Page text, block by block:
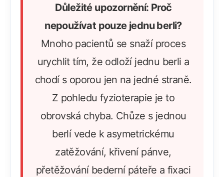
Důležité upozornění: Proč
nepoužívat pouze jednu berli?
Mnoho pacientů se snaží proces
urychlit tím, že odloží jednu berli a
chodí s oporou jen na jedné straně.
Z pohledu fyzioterapie je to
obrovská chyba. Chůze s jednou
berlí vede k asymetrickému
zatěžování, křivení pánve,
přetěžování bederní páteře a fixaci